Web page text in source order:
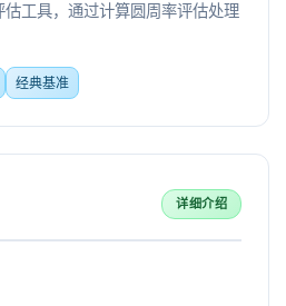
工具，通过计算圆周率评估处理
经典基准
详细介绍